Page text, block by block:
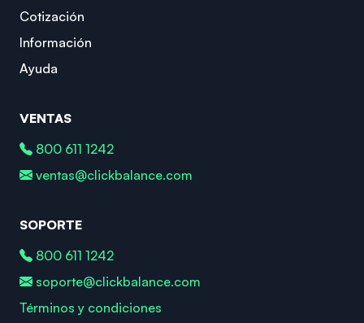
Cotización
Información
Ayuda
VENTAS
800 611 1242
ventas@clickbalance.com
SOPORTE
800 611 1242
soporte@clickbalance.com
Términos y condiciones